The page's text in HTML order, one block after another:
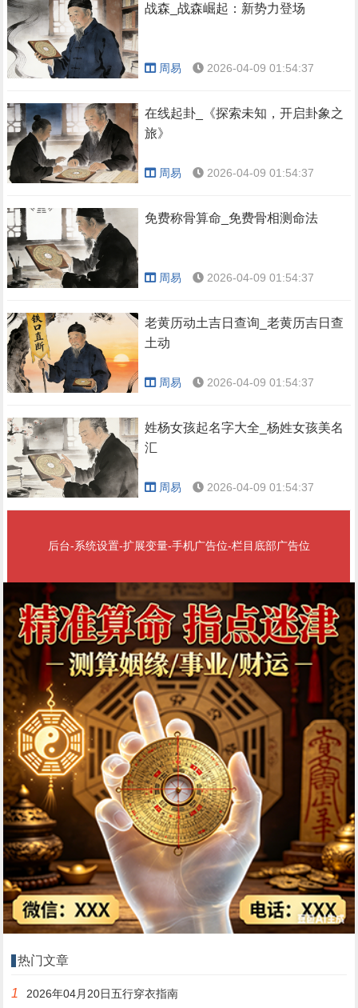
战森_战森崛起：新势力登场
周易 2026-04-09 01:54:37
在线起卦_《探索未知，开启卦象之
旅》
周易 2026-04-09 01:54:37
免费称骨算命_免费骨相测命法
周易 2026-04-09 01:54:37
老黄历动土吉日查询_老黄历吉日查
土动
周易 2026-04-09 01:54:37
姓杨女孩起名字大全_杨姓女孩美名
汇
周易 2026-04-09 01:54:37
后台-系统设置-扩展变量-手机广告位-栏目底部广告位
热门文章
1 2026年04月20日五行穿衣指南